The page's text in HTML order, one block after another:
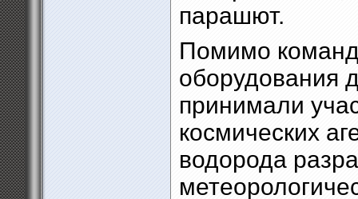
парашют.
Помимо
оборудования
принимали
космических
водорода